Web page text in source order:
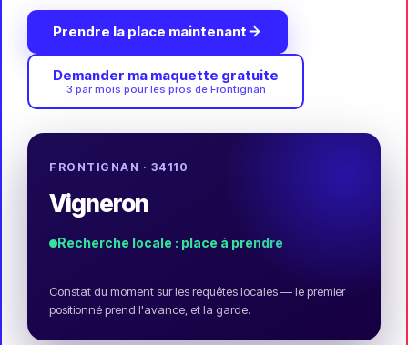
Prendre la place maintenant
Demander ma maquette gratuite
3 par mois pour les pros de Frontignan
FRONTIGNAN · 34110
Restaurant
Recherche locale : place à prendre
Constat du moment sur les requêtes locales — le premier
positionné prend l'avance, et la garde.